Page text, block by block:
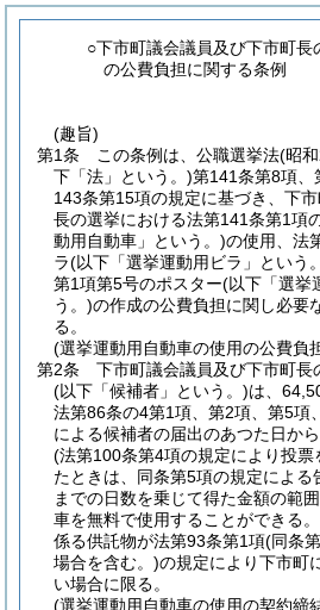
○下市町議会議員及び下市町長
の公費負担に関する条例
(趣旨)
第1条
この条例は、公職選挙法(昭
下「法」という。)第141条第8項、
143条第15項の規定に基づき、下
長の選挙における法第141条第1項
動用自動車」という。)の使用、法
ラ(以下「選挙運動用ビラ」という
第1項第5号のポスター(以下「選挙
う。)の作成の公費負担に関し必要
る。
(選挙運動用自動車の使用の公費負
第2条
下市町議会議員及び下市町長
(以下「候補者」という。)は、
法第86条の4第1項、第2項、第5項
による候補者の届出のあつた日か
(法第100条第4項の規定により投票
たときは、同条第5項の規定による
までの日数を乗じて得た金額の範
車を無料で使用することができる。
係る供託物が法第93条第1項(同条
場合を含む。)の規定により下市町
い場合に限る。
(選挙運動用自動車の使用の契約締